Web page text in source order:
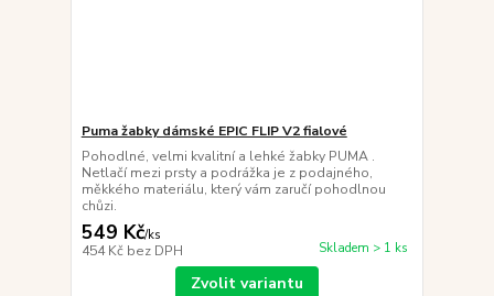
Puma žabky dámské EPIC FLIP V2 fialové
Pohodlné, velmi kvalitní a lehké žabky PUMA .
Netlačí mezi prsty a podrážka je z podajného,
měkkého materiálu, který vám zaručí pohodlnou
chůzi.
549 Kč/ks
454 Kč bez DPH Skladem > 1 ks
Zvolit variantu